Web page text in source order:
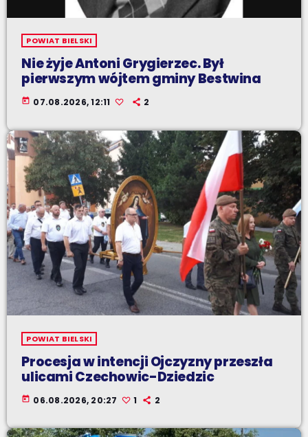
POWIAT BIELSKI
Nie żyje Antoni Grygierzec. Był
pierwszym wójtem gminy Bestwina
today 07.08.2026, 12:11 2
POWIAT BIELSKI
Procesja w intencji Ojczyzny przeszła
ulicami Czechowic-Dziedzic
today 06.08.2026, 20:27 1 2